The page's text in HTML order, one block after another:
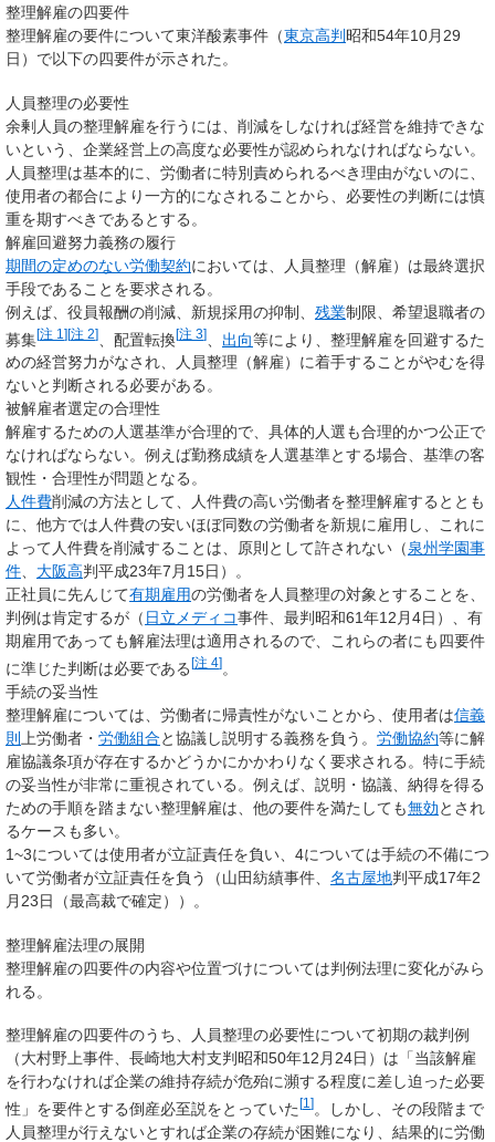
整理解雇の四要件
整理解雇の要件について東洋酸素事件（東京高判 昭和54年10月29
日）で以下の四要件が示された。
人員整理の必要性
余剰人員の整理解雇を行うには、削減をしなければ経営を維持できな
いという、企業経営上の高度な必要性が認められなければならない。
人員整理は基本的に、労働者に特別責められるべき理由がないのに、
使用者の都合により一方的になされることから、必要性の判断には慎
重を期すべきであるとする。
解雇回避努力義務の履行
期間の定めのない労働契約においては、人員整理（解雇）は最終選択
手段であることを要求される。
例えば、役員報酬の削減、新規採用の抑制、 残業制限、希望退職者の
募集[注 1 ][注 2] 、配置転換[注 3] 出向等により、整理解雇を回避するた
めの経営努力がなされ、人員整理（解雇）に着手することがやむを得
ないと判断される必要がある。
被解雇者選定の合理性
解雇するための人選基準が合理的で、具体的人選も合理的かつ公正で
なければならない。例えば勤務成績を人選基準とする場合、基準の客
観性・合理性が問題となる。
人件費削減の方法として、人件費の高い労働者を整理解雇するととも
に、他方では人件費の安いほぼ同数の労働者を新規に雇用し、これに
よって人件費を削減することは、原則として許されない（泉州学園事
件、 大阪高判平成23年7月15日）。
正社員に先んじて有期雇用の労働者を人員整理の対象とすることを、
判例は肯定するが（ 日立メディコ事件、最判昭和61年12月4日）、有
期雇用であっても解雇法理は適用されるので、これらの者にも四要件
に準じた判断は必要である [注 4] 。
手続の妥当性
整理解雇については、労働者に帰責性がないことから、使用者は信義
則
上労働者・ 労働組合と協議し説明する義務を負う。 労働協約等に解
雇協議条項が存在するかどうかにかかわりなく要求される。特に手続
の妥当性が非常に重視されている 。例えば、説明・協議、納得を得る
ための手順を踏まない整理解雇は、他の要件を満たしても無効とされ
るケースも多い。
1~3については使用者が立証責任を負い、4については手続の不備につ
いて労働者が立証責任を負う（山田紡績事件、 名古屋地判平成17年2
月23日（最高裁で確定））。
整理解雇法理の展開
整理解雇の四要件の内容や位置づけについては判例法理に変化がみら
れる。
整理解雇の四要件のうち、人員整理の必要性について初期の裁判例
（大村野上事件、長崎地大村支判昭和50年12月24日）は「当該解雇
を行わなければ企業の維持存続が危殆に瀕する程度に差し迫った必要
性」を要件とする倒産必至説をとっていた [1 ] 。しかし、その段階まで
人員整理が行えないとすれば企業の存続が困難になり、結果的に労働